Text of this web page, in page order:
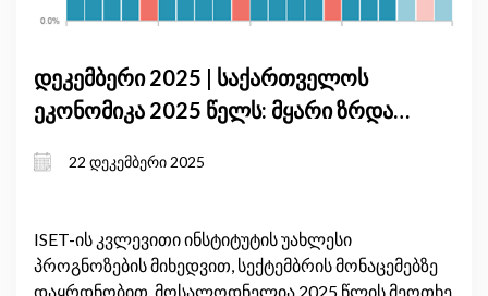
დეკემბერი 2025 | საქართველოს
ეკონომიკა 2025 წელს: მყარი ზრდა,
რისკები
22 დეკემბერი 2025
ISET-ის კვლევითი ინსტიტუტის უახლესი
პროგნოზების მიხედვით, სექტემბრის მონაცემებზე
დაყრდნობით, მოსალოდნელია 2025 წლის მეოთხე